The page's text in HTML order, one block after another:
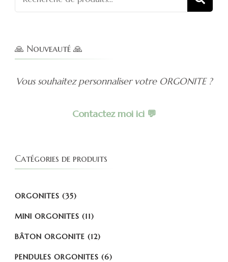
pour :
🙏 Nouveauté 🙏
Vous souhaitez personnaliser votre ORGONITE ?
Contactez moi ici 💬
Catégories de produits
ORGONITES (35)
MINI ORGONITES (11)
BÂTON ORGONITE (12)
PENDULES ORGONITES (6)